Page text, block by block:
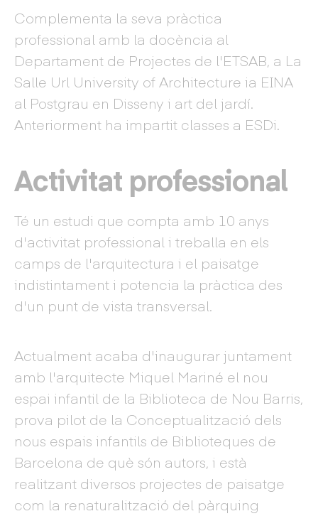
Complementa la seva pràctica
professional amb la docència al
Departament de Projectes de l'ETSAB, a La
Salle Url University of Architecture ia EINA
al Postgrau en Disseny i art del jardí.
Anteriorment ha impartit classes a ESDi.
Activitat professional
Té un estudi que compta amb 10 anys
d'activitat professional i treballa en els
camps de l'arquitectura i el paisatge
indistintament i potencia la pràctica des
d'un punt de vista transversal.
Actualment acaba d'inaugurar juntament
amb l'arquitecte Miquel Mariné el nou
espai infantil de la Biblioteca de Nou Barris,
prova pilot de la Conceptualització dels
nous espais infantils de Biblioteques de
Barcelona de què són autors, i està
realitzant diversos projectes de paisatge
com la renaturalització del pàrquing